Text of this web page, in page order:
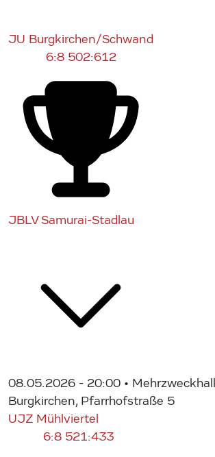
JU Burgkirchen/Schwand
6:8 502:612
JBLV Samurai-Stadlau
08.05.2026 - 20:00 •
Burgkirchen, Pfarrhofstraße 5
UJZ Mühlviertel
6:8 521:433